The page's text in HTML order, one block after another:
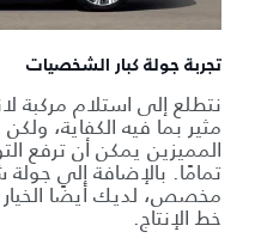
تجربة جولة كبار الشخصيات
نتطلع إلى استلام مركبة
مثير بما فيه الكفاية،
المميزين يمكن أن ترفع
تمامًا. بالإضافة إلى
مخصص، لديك أيضًا الخيار
خط الإنتاج.